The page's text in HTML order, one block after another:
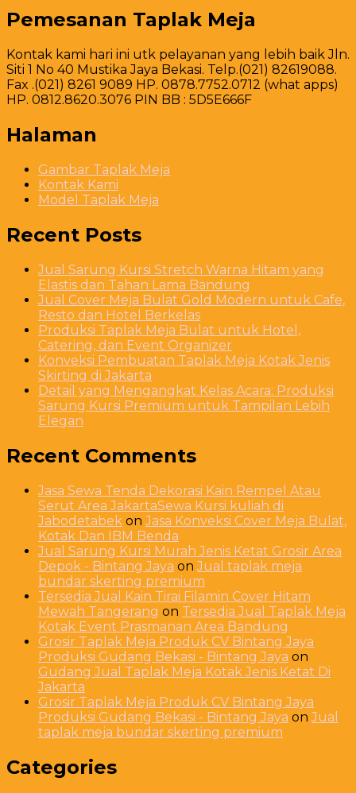
Pemesanan Taplak Meja
Kontak kami hari ini utk pelayanan yang lebih baik Jln.
Siti 1 No 40 Mustika Jaya Bekasi. Telp.(021) 82619088.
Fax .(021) 8261 9089 HP. 0878.7752.0712 (what apps)
HP. 0812.8620.3076 PIN BB : 5D5E666F
Halaman
Gambar Taplak Meja
Kontak Kami
Model Taplak Meja
Recent Posts
Jual Sarung Kursi Stretch Warna Hitam yang
Elastis dan Tahan Lama Bandung
Jual Cover Meja Bulat Gold Modern untuk Cafe,
Resto dan Hotel Berkelas
Produksi Taplak Meja Bulat untuk Hotel,
Catering, dan Event Organizer
Konveksi Pembuatan Taplak Meja Kotak Jenis
Skirting di Jakarta
Detail yang Mengangkat Kelas Acara: Produksi
Sarung Kursi Premium untuk Tampilan Lebih
Elegan
Recent Comments
Jasa Sewa Tenda Dekorasi Kain Rempel Atau
Serut Area JakartaSewa Kursi kuliah di
Jabodetabek onJasa Konveksi Cover Meja Bulat,
Kotak Dan IBM Benda
Jual Sarung Kursi Murah Jenis Ketat Grosir Area
Depok - Bintang Jaya onJual taplak meja
bundar skerting premium
Tersedia Jual Kain Tirai Filamin Cover Hitam
Mewah Tangerang on Tersedia Jual Taplak Meja
Kotak Event Prasmanan Area Bandung
Grosir Taplak Meja Produk CV Bintang Jaya
Produksi Gudang Bekasi - Bintang Jaya on
Gudang Jual Taplak Meja Kotak Jenis Ketat Di
Jakarta
Grosir Taplak Meja Produk CV Bintang Jaya
Produksi Gudang Bekasi - Bintang Jaya onJual
taplak meja bundar skerting premium
Categories